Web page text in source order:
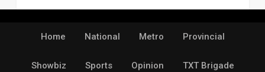
Home National Metro Provincial
Showbiz Sports Opinion TXT Brigade